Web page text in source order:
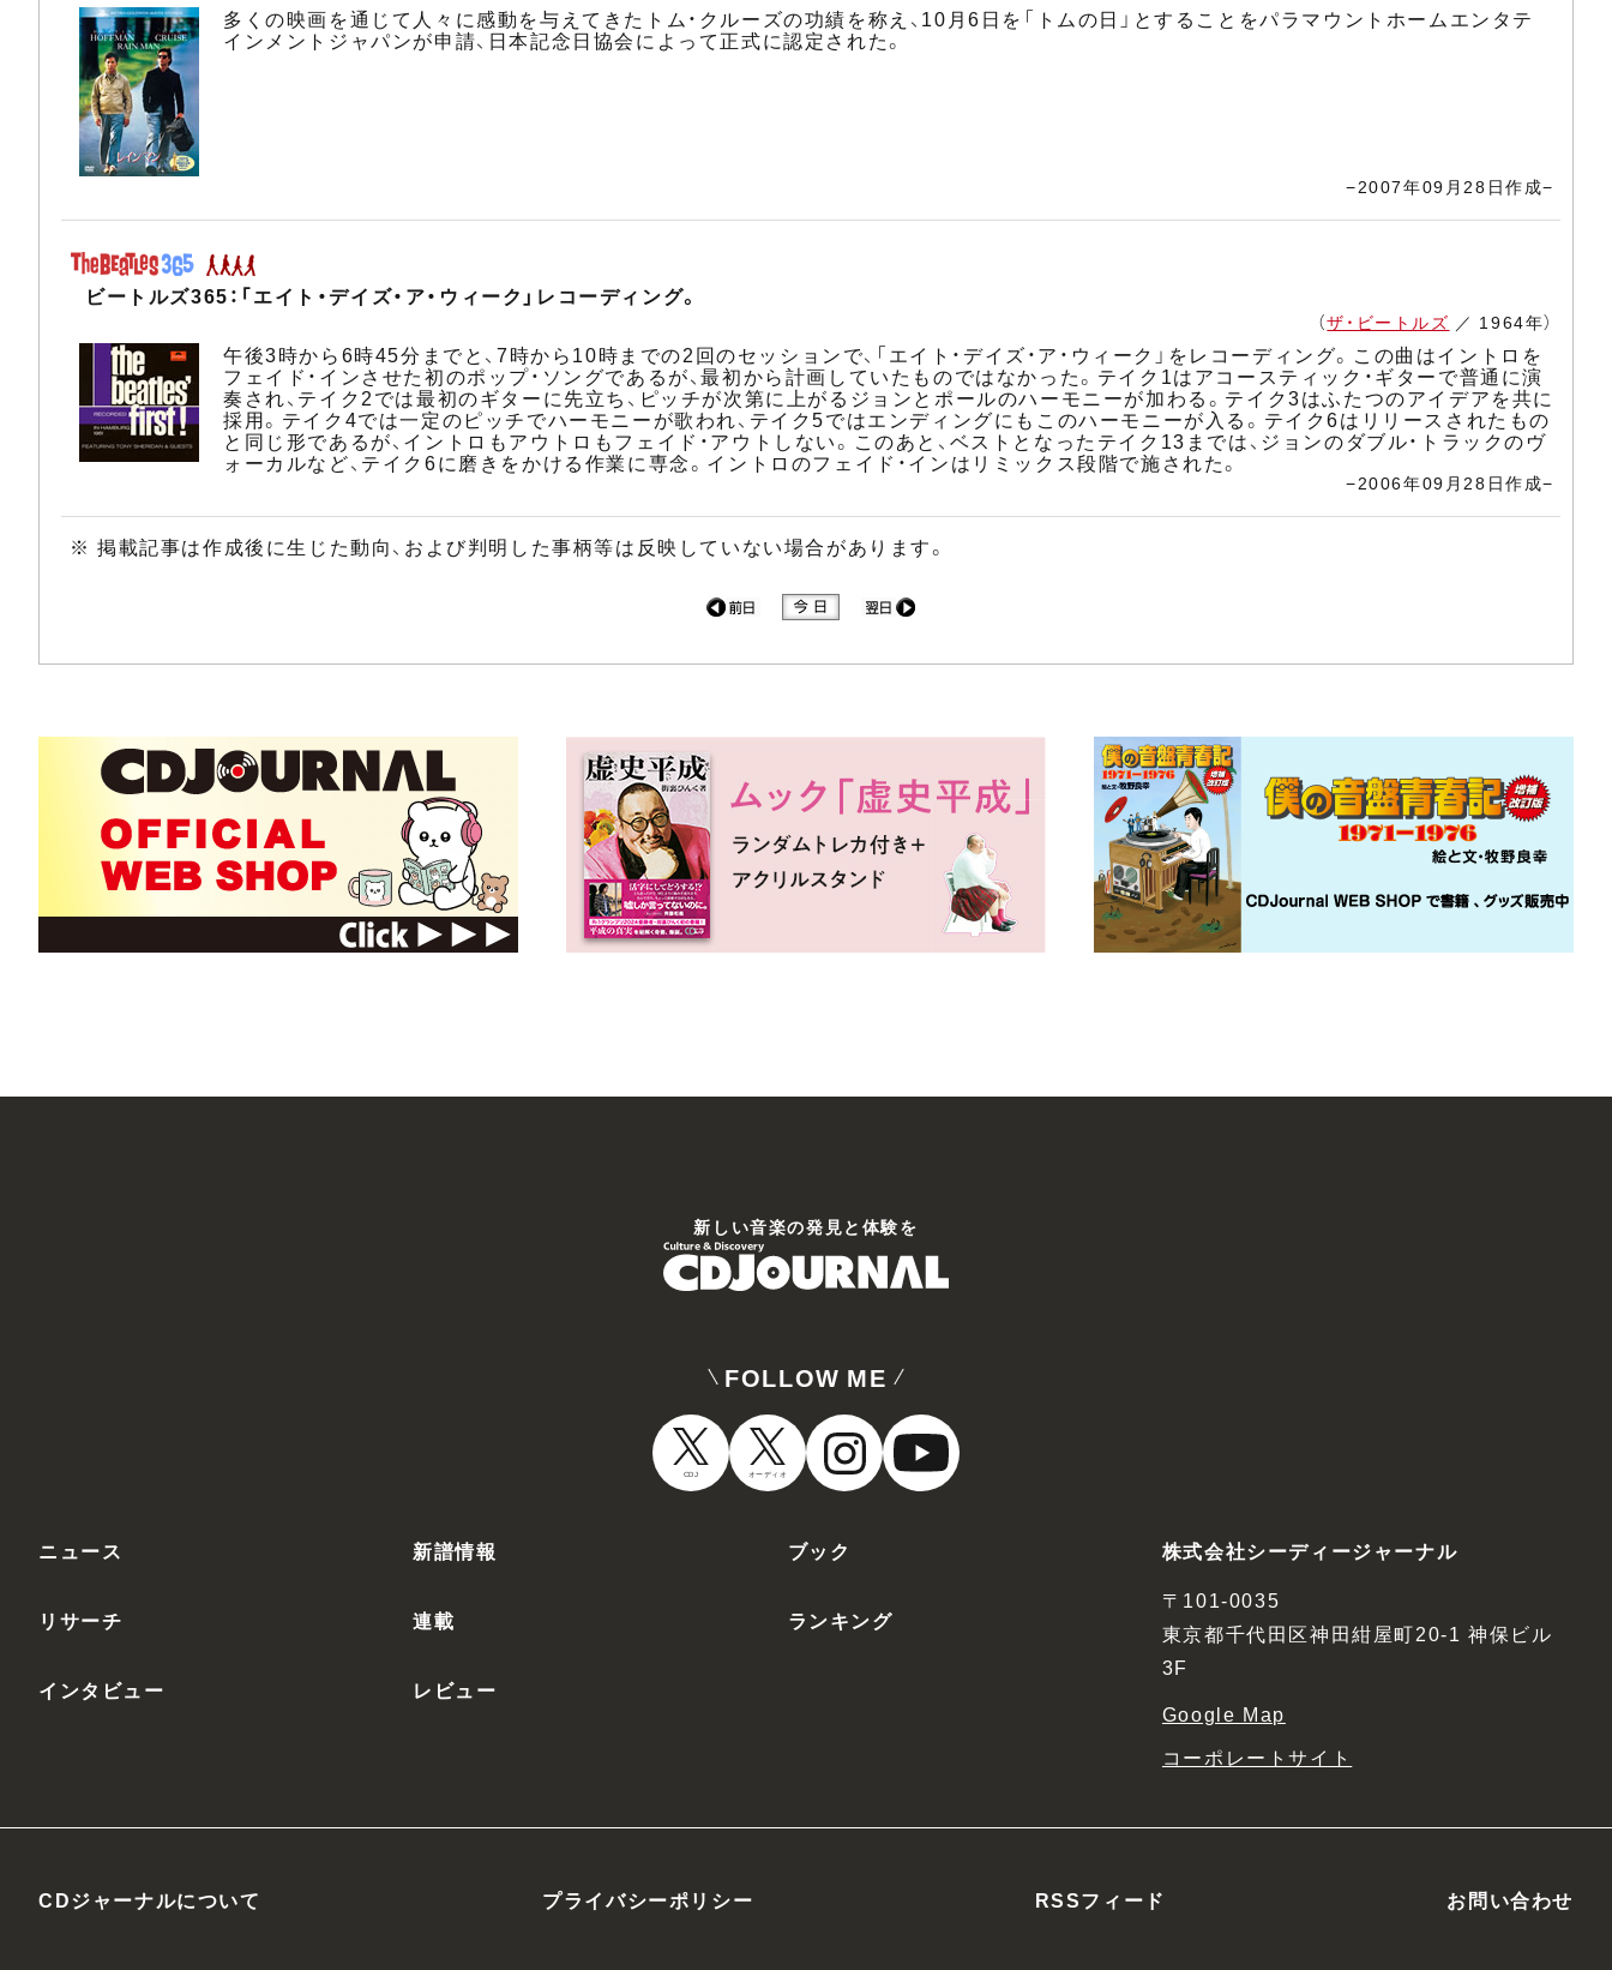
多くの映画を通じて人々に感動を与えてきたトム・クルーズの功績を称え、10月6日を「トムの日」とすることをパラマウントホームエンタテ
インメントジャパンが申請、日本記念日協会によって正式に認定された。
−2007年09月28日作成−
ビートルズ365：「エイト・デイズ・ア・ウィーク」レコーディング。
（ザ・ビートルズ ／ 1964年）
午後3時から6時45分までと、7時から10時までの2回のセッションで、「エイト・デイズ・ア・ウィーク」をレコーディング。この曲はイントロを
フェイド・インさせた初のポップ・ソングであるが、最初から計画していたものではなかった。テイク1はアコースティック・ギターで普通に演
奏され、テイク2では最初のギターに先立ち、ピッチが次第に上がるジョンとポールのハーモニーが加わる。テイク3はふたつのアイデアを共に
採用。テイク4では一定のピッチでハーモニーが歌われ、テイク5ではエンディングにもこのハーモニーが入る。テイク6はリリースされたもの
と同じ形であるが、イントロもアウトロもフェイド・アウトしない。このあと、ベストとなったテイク13までは、ジョンのダブル・トラックのヴ
ォーカルなど、テイク6に磨きをかける作業に専念。イントロのフェイド・インはリミックス段階で施された。
−2006年09月28日作成−
※ 掲載記事は作成後に生じた動向、および判明した事柄等は反映していない場合があります。
新しい⾳楽の発⾒と体験を
FOLLOW ME
CDJ オーディオ
ニュース 新譜情報 ブック
リサーチ 連載 ランキング
インタビュー レビュー
株式会社シーディージャーナル
〒101-0035
東京都千代田区神田紺屋町20-1 神保ビル
3F
Google Map
コーポレートサイト
CDジャーナルについて プライバシーポリシー RSSフィード お問い合わせ